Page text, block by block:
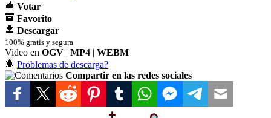
Votar
Favorito
Descargar
100% gratis y segura
Video en OGV | MP4 | WEBM
Problemas de descarga?
Compartir en las redes sociales